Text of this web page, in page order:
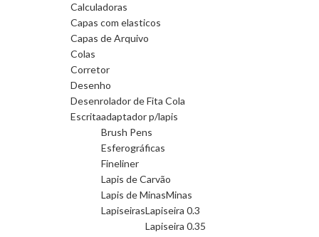
Calculadoras
Capas com elasticos
Capas de Arquivo
Colas
Corretor
Desenho
Desenrolador de Fita Cola
Escritaadaptador p/lapis
Brush Pens
Esferográficas
Fineliner
Lapis de Carvão
Lapis de MinasMinas
LapiseirasLapiseira 0.3
Lapiseira 0.35